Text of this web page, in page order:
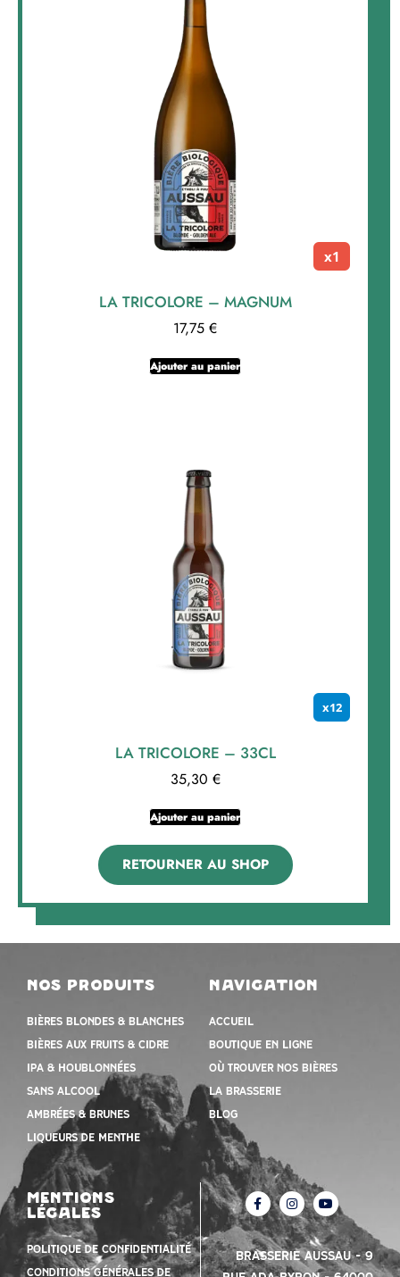
x1
LA TRICOLORE – MAGNUM
17,75 €
Ajouter au panier
x12
LA TRICOLORE – 33CL
35,30 €
Ajouter au panier
RETOURNER AU SHOP
nos produits
Bières blondes & blanches
Bières aux fruits & cidre
IPA & houblonnées
Sans alcool
Ambrées & Brunes
Liqueurs de menthe
navigation
Accueil
Boutique en ligne
Où trouver nos bières
la brasserie
Blog
mentions
légales
Politique de confidentialité
Conditions Générales de
Brasserie Aussau – 9